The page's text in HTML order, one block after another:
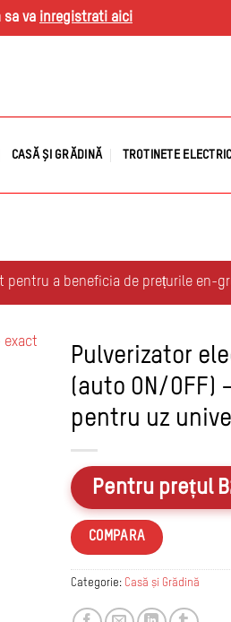
va inregistrati aici
CASĂ ȘI GRĂDINĂ TROTINETE
a beneficia de prețurile en-
Pulverizator
(auto ON/
pentru uz
Pentru prețul
COMPARA
Categorie: Casă și Grădină